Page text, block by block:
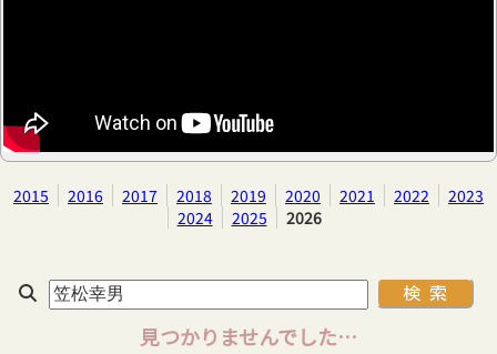
2015 2016 2017 2018 2019 2020 2021 2022
2023
2024
2025 2026
見つかりませんでした…